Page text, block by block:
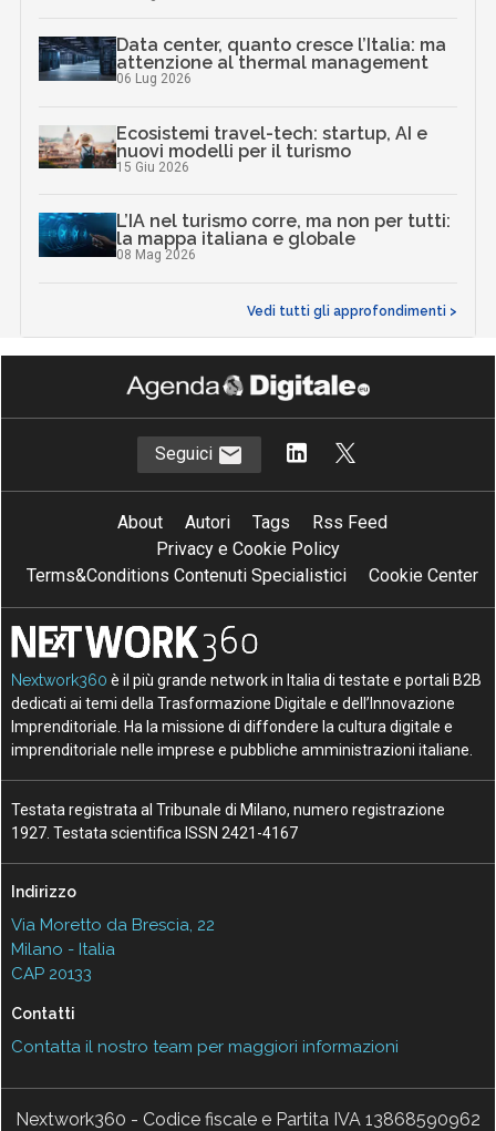
Data center, quanto cresce l’Italia: ma
attenzione al thermal management
06 Lug 2026
Ecosistemi travel-tech: startup, AI e
nuovi modelli per il turismo
15 Giu 2026
L’IA nel turismo corre, ma non per tutti:
la mappa italiana e globale
08 Mag 2026
Vedi tutti gli approfondimenti >
Seguici
About Autori Tags
Rss Feed
Privacy e Cookie Policy
Terms&Conditions Contenuti Specialistici
Cookie Center
Nextwork360 è il più grande network in Italia di testate e portali B2B
dedicati ai temi della Trasformazione Digitale e dell’Innovazione
Imprenditoriale. Ha la missione di diffondere la cultura digitale e
imprenditoriale nelle imprese e pubbliche amministrazioni italiane.
Testata registrata al Tribunale di Milano, numero registrazione
1927. Testata scientifica ISSN 2421-4167
Indirizzo
Via Moretto da Brescia, 22
Milano - Italia
CAP 20133
Contatti
Contatta il nostro team per maggiori informazioni
Nextwork360 - Codice fiscale e Partita IVA 13868590962